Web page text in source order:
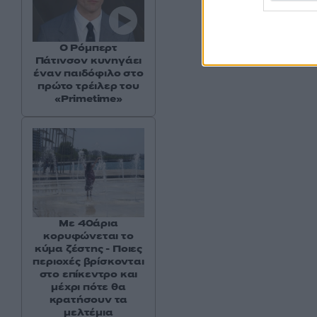
Ο Ρόμπερτ
Πάτινσον κυνηγάει
έναν παιδόφιλο στο
πρώτο τρέιλερ του
«Primetime»
Με 40άρια
κορυφώνεται το
κύμα ζέστης - Ποιες
περιοχές βρίσκονται
στο επίκεντρο και
μέχρι πότε θα
κρατήσουν τα
μελτέμια